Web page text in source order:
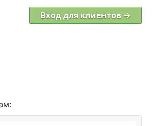
Вход для клиентов →